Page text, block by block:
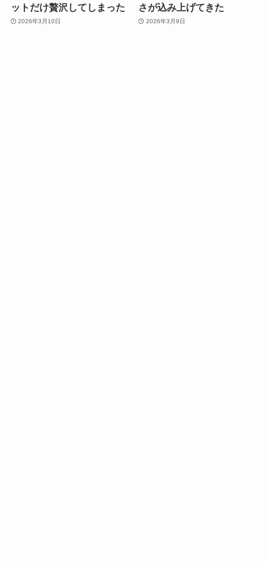
ットだけ贅沢してしまった
2026年3月10日
さが込み上げてきた
2026年3月9日